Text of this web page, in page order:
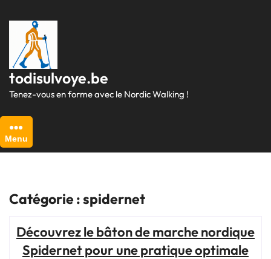
au
contenu
todisulvoye.be
Tenez-vous en forme avec le Nordic Walking !
Menu
Catégorie :spidernet
Découvrez le bâton de marche nordique
Spidernet pour une pratique optimale